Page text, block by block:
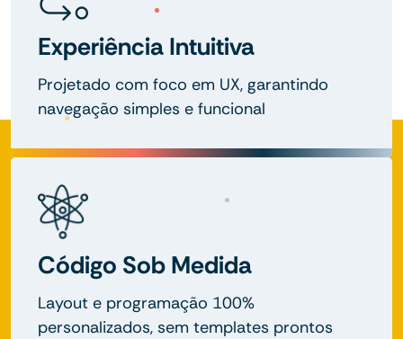
Experiência Intuitiva
Projetado com foco em UX, garantindo
navegação simples e funcional
Código Sob Medida
Layout e programação 100%
personalizados, sem templates prontos